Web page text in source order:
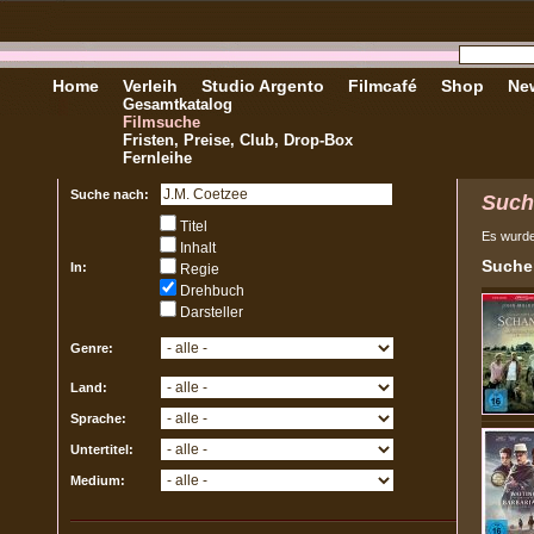
Home Verleih
Gesamtkatalog
Filmsuche
Fristen, Preise, Club, Drop-Box
Fernleihe
Studio Argento Filmcafé Shop
Suche nach:
In:
Titel
Inhalt
Regie
Drehbuch
Darsteller
Genre:
Land:
Sprache:
Untertitel:
Medium:
Es